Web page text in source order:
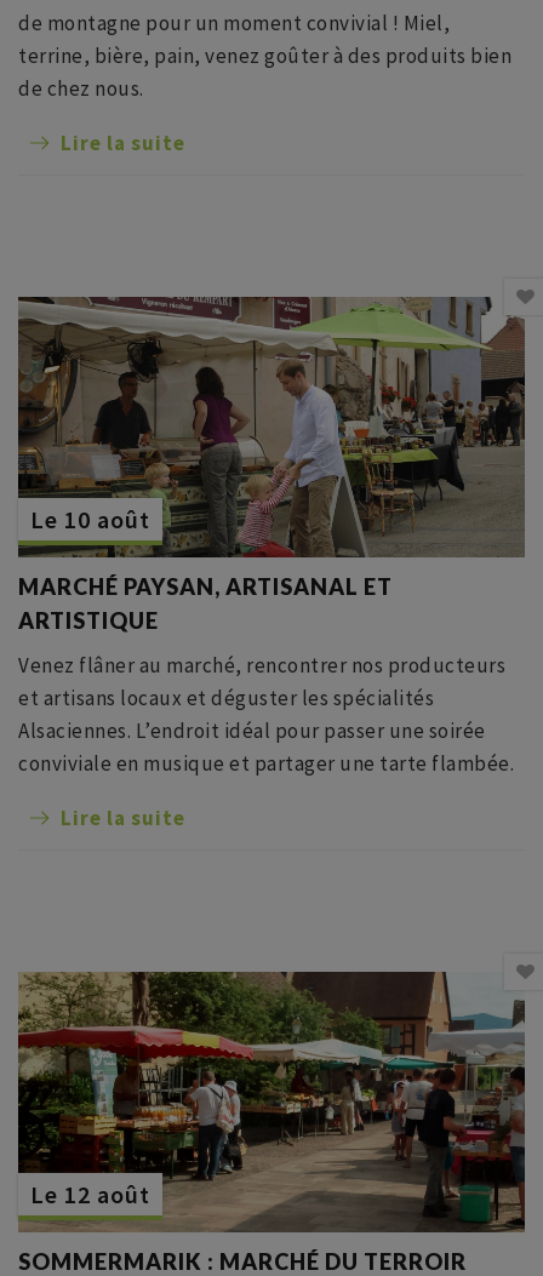
de montagne pour un moment convivial ! Miel,
terrine, bière, pain, venez goûter à des produits bien
de chez nous.
Lire la suite
Le 10 août
MARCHÉ PAYSAN, ARTISANAL ET
ARTISTIQUE
Venez flâner au marché, rencontrer nos producteurs
et artisans locaux et déguster les spécialités
Alsaciennes. L’endroit idéal pour passer une soirée
conviviale en musique et partager une tarte flambée.
Lire la suite
Le 12 août
SOMMERMARIK : MARCHÉ DU TERROIR